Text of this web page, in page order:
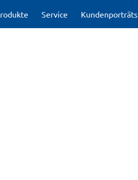
Service Kundenporträts